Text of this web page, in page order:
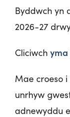
Byddwch yn
2026-27
Cliciwch yma
Mae croeso i
unrhyw
adnewyddu